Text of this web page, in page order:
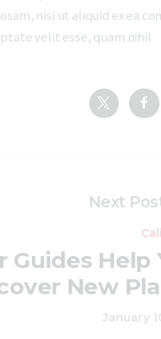
nisi ut aliquid ex ea
velit esse, quam nihil
Next
Guides Help
New
January